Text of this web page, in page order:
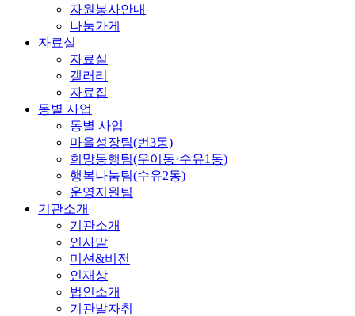
자원봉사안내
나눔가게
자료실
자료실
갤러리
자료집
동별 사업
동별 사업
마을성장팀(번3동)
희망동행팀(우이동·수유1동)
행복나눔팀(수유2동)
운영지원팀
기관소개
기관소개
인사말
미션&비전
인재상
법인소개
기관발자취